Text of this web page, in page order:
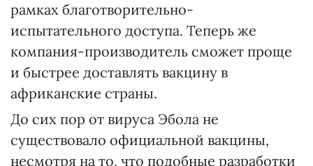
рамках благотворительно-
испытательного доступа. Теперь же
компания-производитель сможет проще
и быстрее доставлять вакцину в
африканские страны.
До сих пор от вируса Эбола не
существовало официальной вакцины,
несмотря на то, что подобные разработки